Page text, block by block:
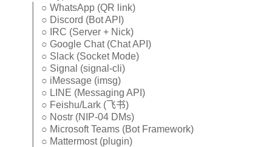
│ ○ WhatsApp (QR link)
│ ○ Discord (Bot API)
│ ○ IRC (Server + Nick)
│ ○ Google Chat (Chat API)
│ ○ Slack (Socket Mode)
│ ○ Signal (signal-cli)
│ ○ iMessage (imsg)
│ ○ LINE (Messaging API)
│ ○ Feishu/Lark (飞书)
│ ○ Nostr (NIP-04 DMs)
│ ○ Microsoft Teams (Bot Framework)
│ ○ Mattermost (plugin)